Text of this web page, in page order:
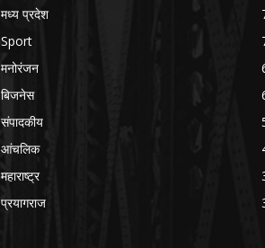
मध्य प्रदेश
Sport
मनोरंजन
बिजनेस
संपादकीय
आंचलिक
महाराष्ट्र
प्रयागराज